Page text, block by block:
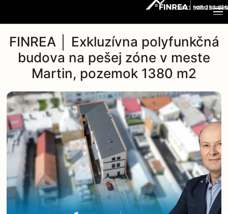
+421 908 237 666
FINREA │ Exkluzívna polyfunkčná
budova na pešej zóne v meste
Martin, pozemok 1380 m2